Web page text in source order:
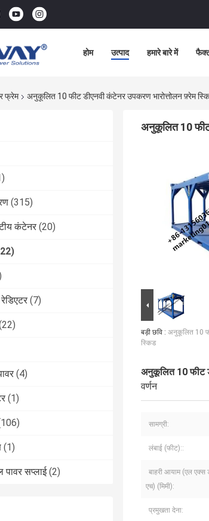
होम उत्पाद हमारे बारे में
फ्रेम अनुकूलित 10 फीट डीएनवी कंटेनर उपकरण भारोत्तोलन फ़्रेम
(315)
कंटेनर (20)
(7)
(4)
(1)
(1)
पावर सप्लाई (2)
अनुकूलित 10 फीट
बड़ी छवि : अनुकूलित 10
स्किड
अनुकूलित 10 फीट
वर्णन
सामग्री:
लंबाई (फीट)::
बाहरी आयाम (एल एक्स
एच) (मिमी):
प्रमुखता देना: